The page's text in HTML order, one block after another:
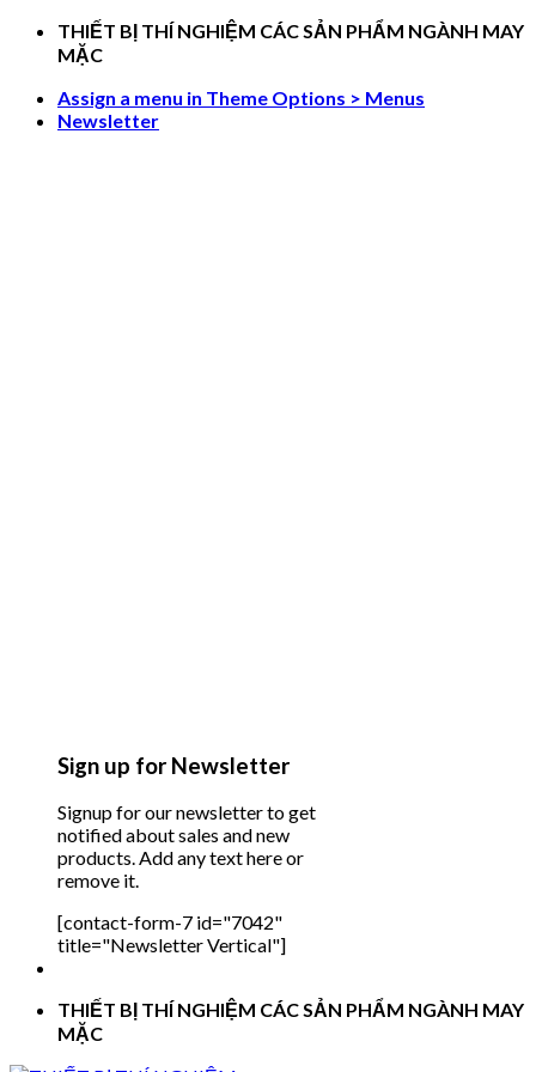
Skip
THIẾT BỊ THÍ NGHIỆM CÁC SẢN PHẨM NGÀNH MAY
MẶC
Assign a menu in Theme Options > Menus
Newsletter
Sign up for Newsletter
Signup for our newsletter to get
notified about sales and new
products. Add any text here or
remove it.
[contact-form-7 id="7042"
title="Newsletter Vertical"]
THIẾT BỊ THÍ NGHIỆM CÁC SẢN PHẨM NGÀNH MAY
MẶC